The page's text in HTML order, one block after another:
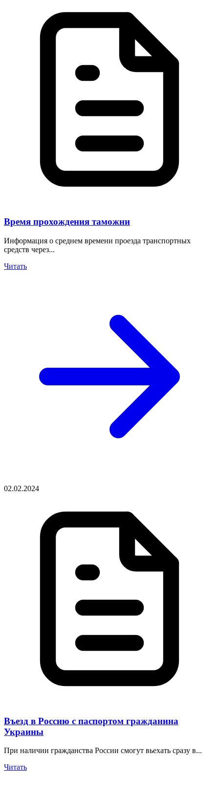
Время прохождения таможни
Информация о среднем времени проезда транспортных
средств через...
Читать
02.02.2024
Въезд в Россию с паспортом гражданина
Украины
При наличии гражданства России смогут вьехать сразу в...
Читать